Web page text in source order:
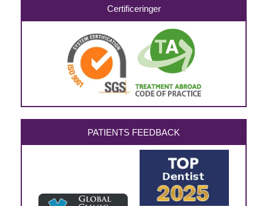
Certificeringer
PATIENTS FEEDBACK